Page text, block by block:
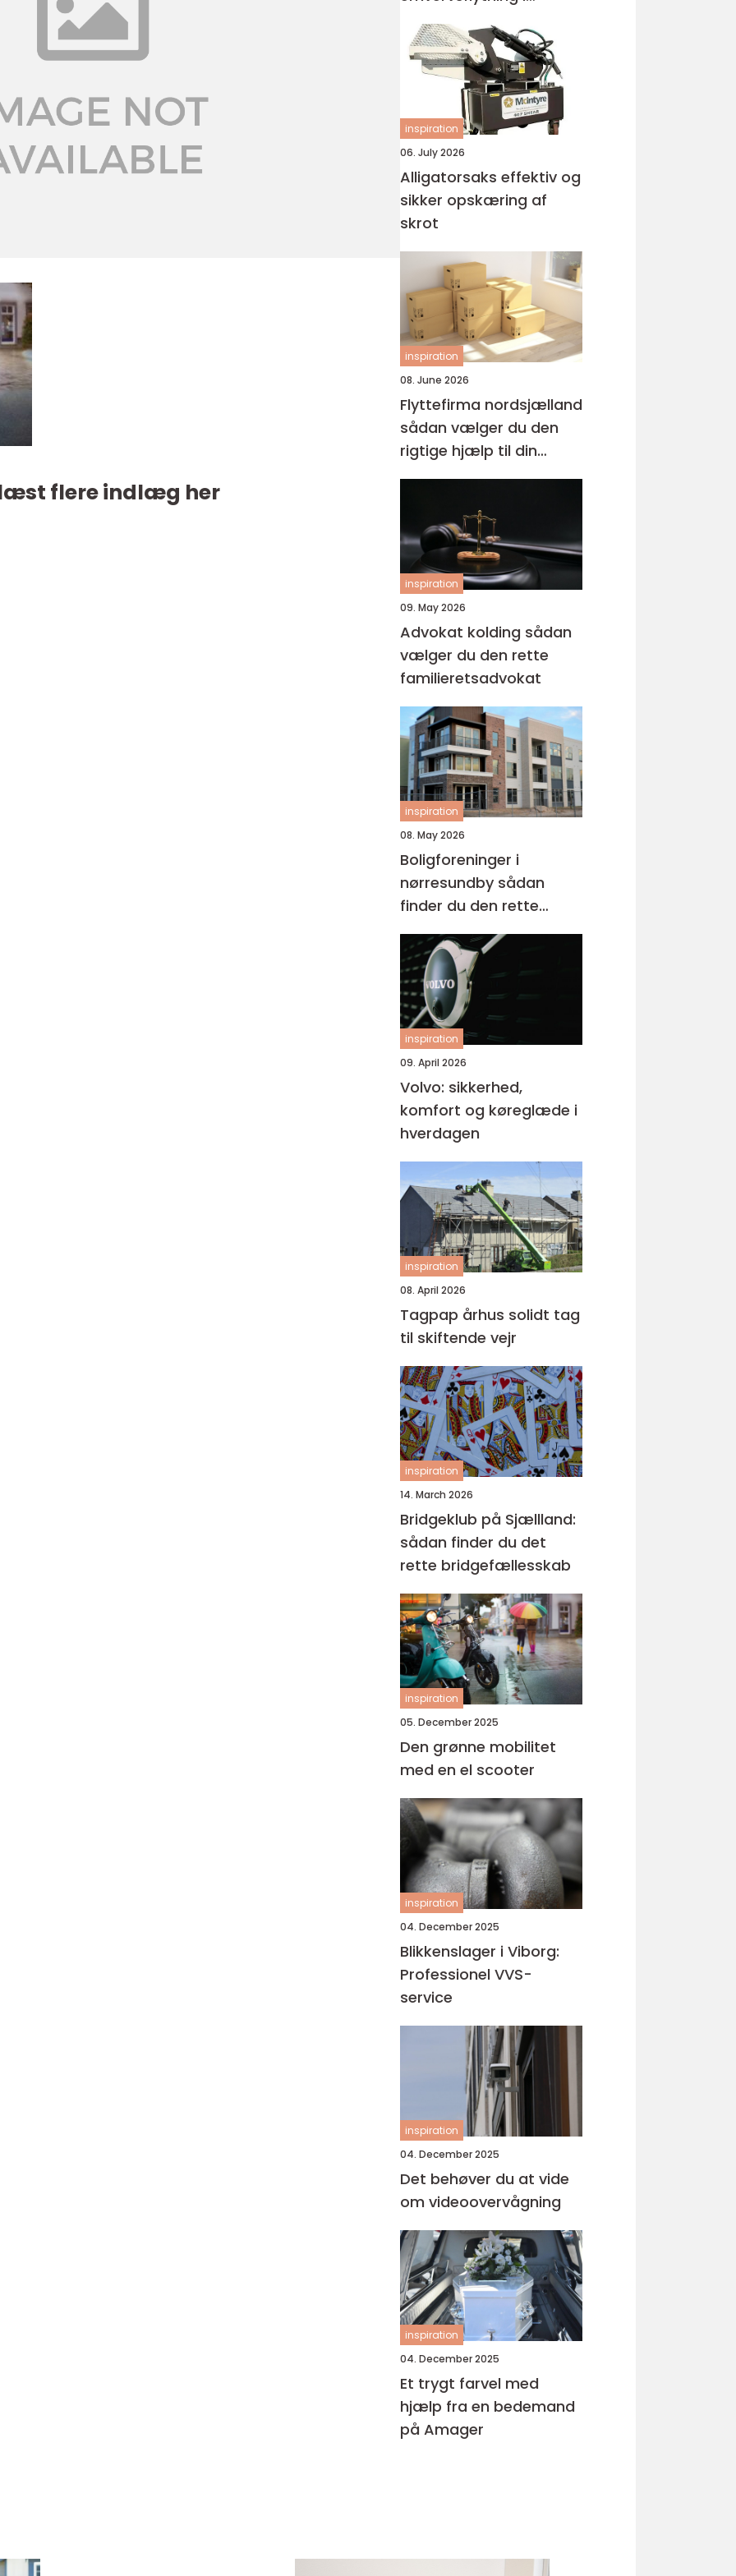
flere indlæg her
Holstebro
inspiration
06. July 2026
Alligatorsaks effektiv og
sikker opskæring af
skrot
inspiration
08. June 2026
Flyttefirma nordsjælland
sådan vælger du den
rigtige hjælp til din
flytning
inspiration
09. May 2026
Advokat kolding sådan
vælger du den rette
familieretsadvokat
inspiration
08. May 2026
Boligforeninger i
nørresundby sådan
finder du den rette
lejebolig
inspiration
09. April 2026
Volvo: sikkerhed,
komfort og køreglæde i
hverdagen
inspiration
08. April 2026
Tagpap århus solidt tag
til skiftende vejr
inspiration
14. March 2026
Bridgeklub på Sjællland:
sådan finder du det
rette bridgefællesskab
inspiration
05. December 2025
Den grønne mobilitet
med en el scooter
inspiration
04. December 2025
Blikkenslager i Viborg:
Professionel VVS-
service
inspiration
04. December 2025
Det behøver du at vide
om videoovervågning
inspiration
04. December 2025
Et trygt farvel med
hjælp fra en bedemand
på Amager